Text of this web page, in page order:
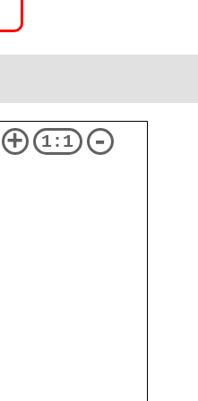
+ 1:1 -